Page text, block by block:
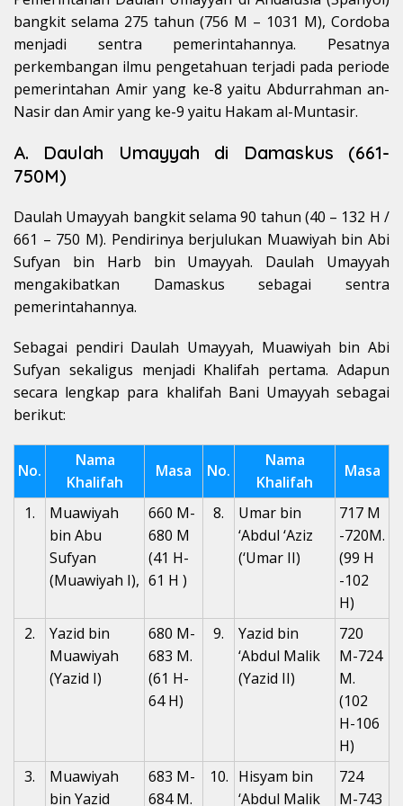
bangkit selama 275 tahun (756 M – 1031 M), Cordoba
menjadi sentra pemerintahannya. Pesatnya
perkembangan ilmu pengetahuan terjadi pada periode
pemerintahan Amir yang ke-8 yaitu Abdurrahman an-
Nasir dan Amir yang ke-9 yaitu Hakam al-Muntasir.
A. Daulah Umayyah di Damaskus (661-
750M)
Daulah Umayyah bangkit selama 90 tahun (40 – 132 H /
661 – 750 M). Pendirinya berjulukan Muawiyah bin Abi
Sufyan bin Harb bin Umayyah. Daulah Umayyah
mengakibatkan Damaskus sebagai sentra
pemerintahannya.
Sebagai pendiri Daulah Umayyah, Muawiyah bin Abi
Sufyan sekaligus menjadi Khalifah pertama. Adapun
secara lengkap para khalifah Bani Umayyah sebagai
berikut:
No.
Nama
Khalifah
Masa No.
Nama
Khalifah
Masa
1.
Muawiyah
bin Abu
Sufyan
(Muawiyah I),
660 M-
680 M
(41 H-
61 H )
8.
Umar bin
‘Abdul ‘Aziz
(‘Umar II)
717 M
-720M.
(99 H
-102
H)
2.
Yazid bin
Muawiyah
(Yazid I)
680 M-
683 M.
(61 H-
64 H)
9.
Yazid bin
‘Abdul Malik
(Yazid II)
720
M-724
M.
(102
H-106
H)
3.
Muawiyah
bin Yazid
683 M-
684 M.
10. Hisyam bin
‘Abdul Malik
724
M-743